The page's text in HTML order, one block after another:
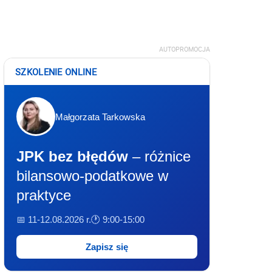
AUTOPROMOCJA
SZKOLENIE ONLINE
Małgorzata Tarkowska
JPK bez błędów – różnice
bilansowo-podatkowe w
praktyce
📅 11-12.08.2026 r.🕐 9:00-15:00
Zapisz się